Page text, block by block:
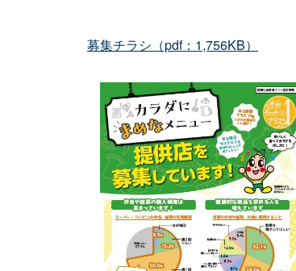
募集チラシ（pdf：1,756KB）